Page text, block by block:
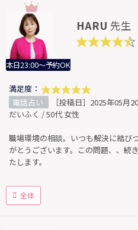
本日23:00～予約OK
HARU 先生
満足度：
電話占い
［投稿日］2025年05月
だいふく / 50代 女性
職場環境の相談。いつも解決に結び
がとうございます。この問題、、続
たします。
全体